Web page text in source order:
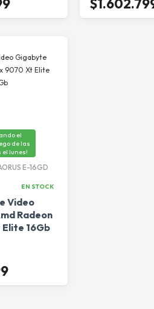
el
de las
el lunes!
E-16GD
EN STOCK
Video
Radeon
16Gb